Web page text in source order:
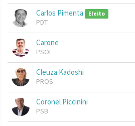
Carlos Pimenta Eleito
PDT
Carone
PSOL
Cleuza Kadoshi
PROS
Coronel Piccinini
PSB